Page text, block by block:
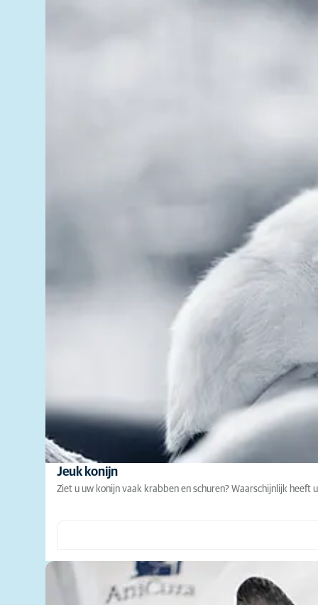
Jeuk konijn
Ziet u uw konijn vaak krabben en schuren? Waarschijnlijk